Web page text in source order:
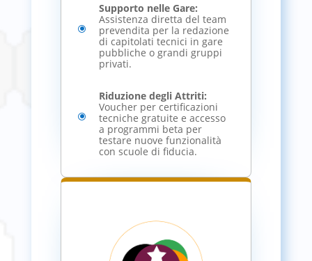
\
Supporto nelle Gare:
Assistenza diretta del team
prevendita per la redazione
di capitolati tecnici in gare
pubbliche o grandi gruppi
privati.
\
Riduzione degli Attriti:
Voucher per certificazioni
tecniche gratuite e accesso
a programmi beta per
testare nuove funzionalità
con scuole di fiducia.